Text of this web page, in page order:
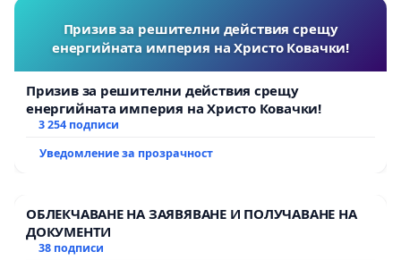
Призив за решителни действия срещу
енергийната империя на Христо Ковачки!
Призив за решителни действия срещу
енергийната империя на Христо Ковачки!
3 254 подписи
Уведомление за прозрачност
ОБЛЕКЧАВАНЕ НА ЗАЯВЯВАНЕ И ПОЛУЧАВАНЕ НА
ДОКУМЕНТИ
38 подписи